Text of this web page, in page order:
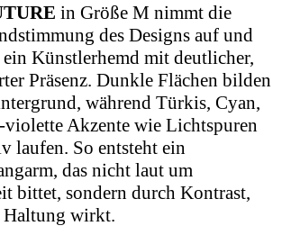
in Größe M nimmt die
des Designs auf und
ein Künstlerhemd mit deutlicher,
Präsenz. Dunkle Flächen bilden
während Türkis, Cyan,
Akzente wie Lichtspuren
laufen. So entsteht ein
das nicht laut um
bittet, sondern durch Kontrast,
wirkt.